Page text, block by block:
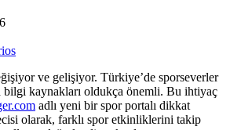
ve gelişiyor. Türkiye’de sporseverler
kaynakları oldukça önemli. Bu ihtiyaç
adlı yeni bir spor portalı dikkat
olarak, farklı spor etkinliklerini takip